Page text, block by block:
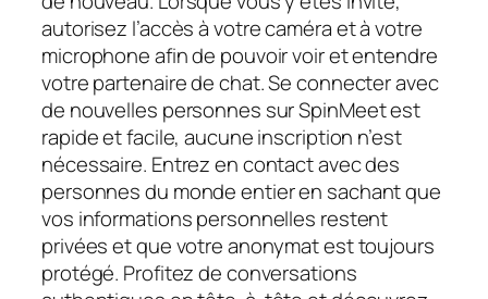
autorisez l’accès à votre caméra et à votre
microphone afin de pouvoir voir et entendre
votre partenaire de chat. Se connecter avec
de nouvelles personnes sur SpinMeet est
rapide et facile, aucune inscription n’est
nécessaire. Entrez en contact avec des
personnes du monde entier en sachant que
vos informations personnelles restent
privées et que votre anonymat est toujours
protégé. Profitez de conversations